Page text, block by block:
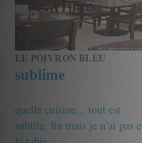
LE POIVRON BLEU
sublime
quelle cuisine... tout est
subtile, fin mais je n'ai pas